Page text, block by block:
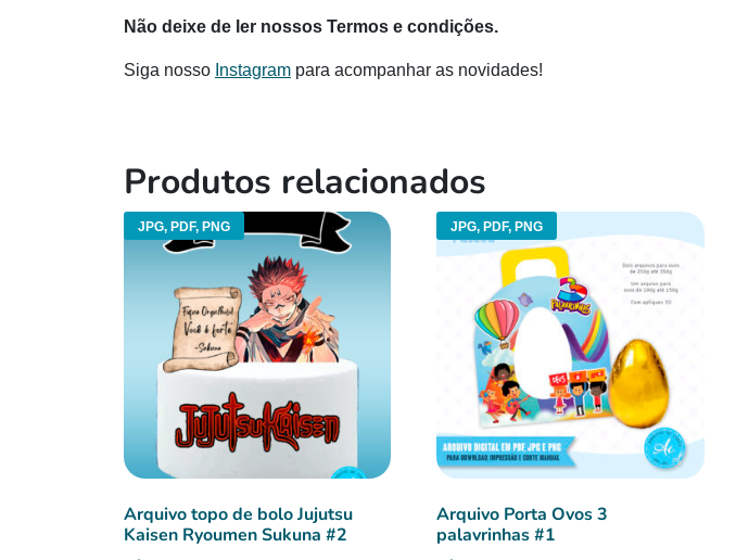
Não deixe de ler nossos Termos e condições.
Siga nosso Instagram para acompanhar as novidades!
Produtos relacionados
JPG, PDF, PNG
Arquivo topo de bolo Jujutsu
Kaisen Ryoumen Sukuna #2
JPG, PDF, PNG
Arquivo Porta Ovos 3
palavrinhas #1